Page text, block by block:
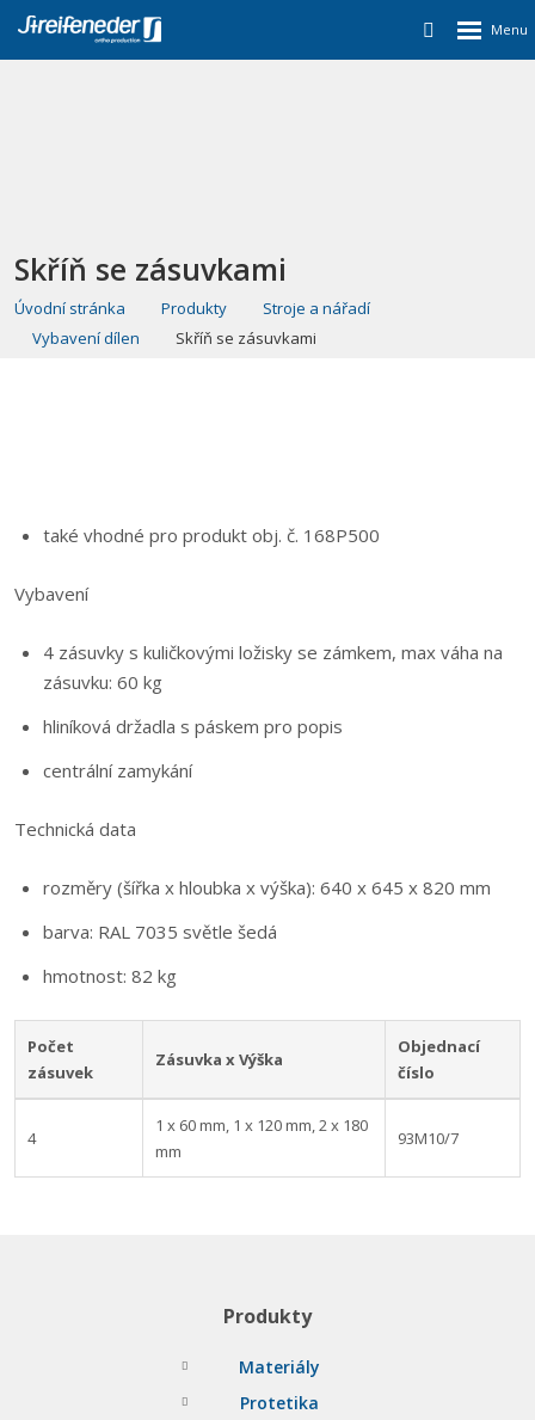
Skříň se zásuvkami
Úvodní stránka Produkty
Stroje a nářadí
Vybavení dílen
Skříň se zásuvkami
také vhodné pro produkt obj. č. 168P500
Vybavení
4 zásuvky s kuličkovými ložisky se zámkem, max váha na
zásuvku: 60 kg
hliníková držadla s páskem pro popis
centrální zamykání
Technická data
rozměry (šířka x hloubka x výška): 640 x 645 x 820 mm
barva: RAL 7035 světle šedá
hmotnost: 82 kg
Počet
zásuvek
Zásuvka x Výška
Objednací
číslo
4
1 x 60 mm, 1 x 120 mm, 2 x 180
mm
93M10/7
Produkty
Materiály
Protetika